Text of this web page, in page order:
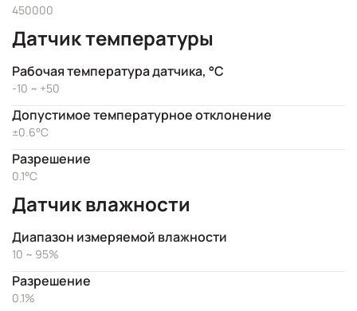
450000
Датчик температуры
Рабочая температура датчика, °C
-10 ~ +50
Допустимое температурное отклонение
±0.6°C
Разрешение
0.1°C
Датчик влажности
Диапазон измеряемой влажности
10 ~ 95%
Разрешение
0.1%